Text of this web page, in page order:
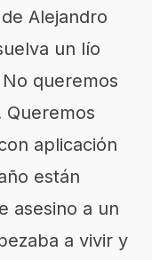
Alejandro
un lío
queremos
Queremos
aplicación
están
asesino a un
a vivir y